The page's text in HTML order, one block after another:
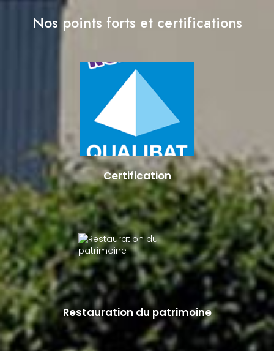
Nos points forts et certifications
Certification
Restauration du patrimoine